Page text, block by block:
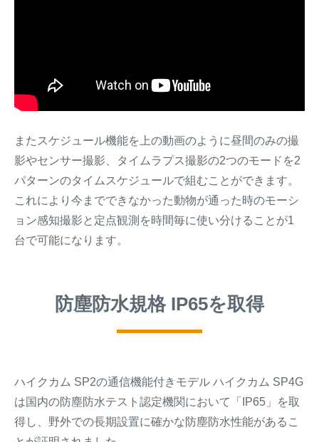
またスケジュール機能を上の動画のように昼間のみの撮
影やセンサー撮影、タイムラプス撮影の2つのモードを2
パターンのタイムスケジュールで組むことができます。
これにより今までできなかった動物が通った時のモーシ
ョン感知撮影と定点観測を時間毎に使い分けることが1
台で可能になります。
防塵防水規格 IP65を取得
ハイクカム SP2の通信機能付きモデル ハイクカム SP4G
は国内の防塵防水テスト認定機関において「IP65」を取
得し、野外での長期設置に確かな防塵防水性能があるこ